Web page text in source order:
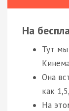
На
Тут
Она
как
На